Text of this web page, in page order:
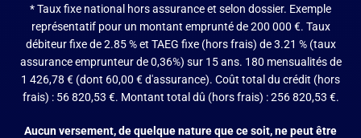
* Taux fixe national hors assurance et selon dossier. Exemple
représentatif pour un montant emprunté de 200 000 €. Taux
débiteur fixe de 2.85 % et TAEG fixe (hors frais) de 3.21 % (taux
assurance emprunteur de 0,36%) sur 15 ans. 180 mensualités de
1 426,78 € (dont 60,00 € d'assurance). Coût total du crédit (hors
frais) : 56 820,53 €. Montant total dû (hors frais) : 256 820,53 €.
Aucun versement, de quelque nature que ce soit, ne peut être